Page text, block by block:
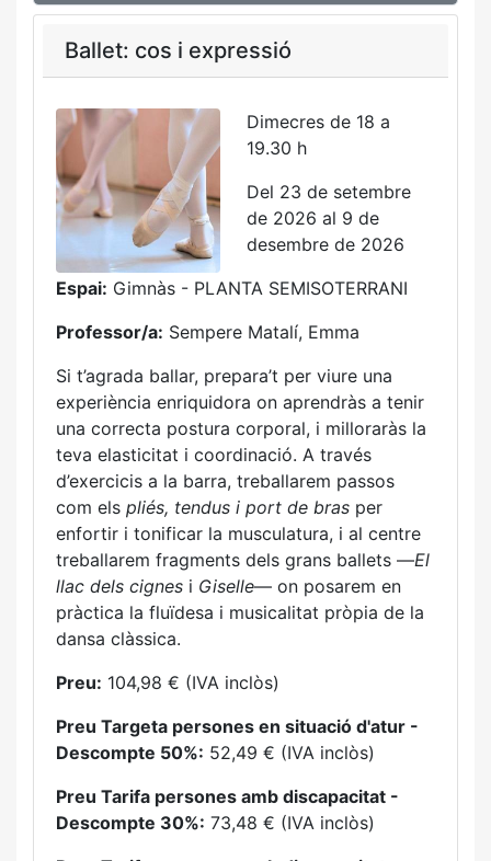
Ballet: cos i expressió
Dimecres de 18 a
19.30 h
Del 23 de setembre
de 2026 al 9 de
desembre de 2026
Espai: Gimnàs - PLANTA SEMISOTERRANI
Professor/a: Sempere Matalí, Emma
Si t’agrada ballar, prepara’t per viure una
experiència enriquidora on aprendràs a tenir
una correcta postura corporal, i milloraràs la
teva elasticitat i coordinació. A través
d’exercicis a la barra, treballarem passos
com els pliés, tendus i port de bras per
enfortir i tonificar la musculatura, i al centre
treballarem fragments dels grans ballets —El
llac dels cignes i Giselle— on posarem en
pràctica la fluïdesa i musicalitat pròpia de la
dansa clàssica.
Preu: 104,98 € (IVA inclòs)
Preu Targeta persones en situació d'atur -
Descompte 50%: 52,49 € (IVA inclòs)
Preu Tarifa persones amb discapacitat -
Descompte 30%: 73,48 € (IVA inclòs)